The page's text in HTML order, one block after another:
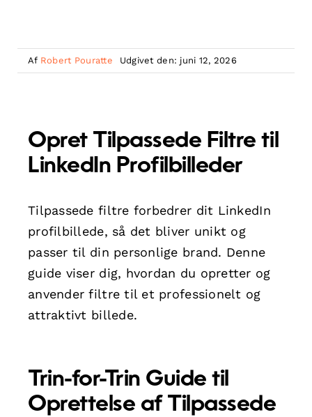
Af Robert Pouratte Udgivet den: juni 12, 2026
Opret Tilpassede Filtre til
LinkedIn Profilbilleder
Tilpassede filtre forbedrer dit LinkedIn
profilbillede, så det bliver unikt og
passer til din personlige brand. Denne
guide viser dig, hvordan du opretter og
anvender filtre til et professionelt og
attraktivt billede.
Trin-for-Trin Guide til
Oprettelse af Tilpassede